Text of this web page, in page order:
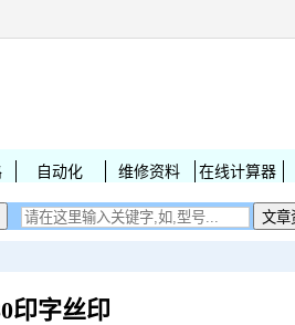
自动化 维修资料 在线计算器
印字丝印